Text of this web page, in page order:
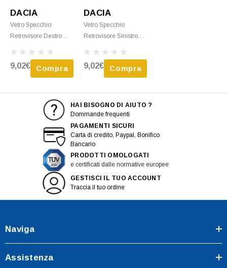
DACIA
Vetro Specchio
Retrovisore Destro Per
Fase 1, 2007-2008,
Sbrinamento, Clip-On
9,02€ Compra
DACIA
Vetro Specchio
Retrovisore Sinistro
MCV Fase 2, 2008-
2013, Sbrinamento,
9,02€ Compra
HAI BISOGNO DI AIUTO ?
Dommande frequenti
PAGAMENTI SICURI
Carta di credito, Paypal, Bonifico
Bancario
PRODOTTI OMOLOGATI
e certificati dalle normative europee
GESTISCI IL TUO ACCOUNT
Traccia il tuo ordine
Naviga
Assistenza